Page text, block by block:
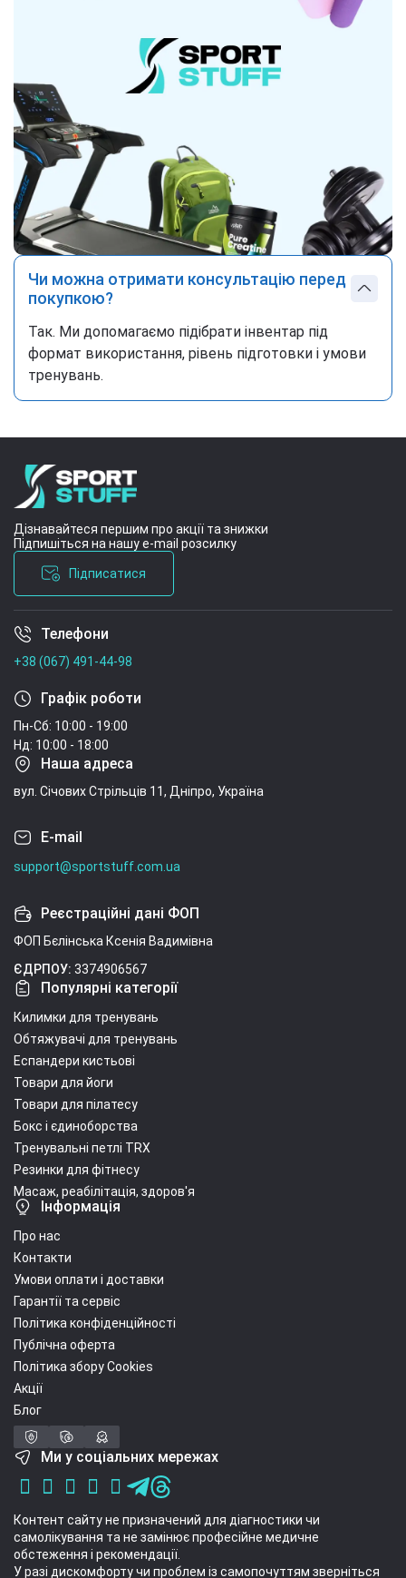
Чи можна отримати консультацію перед
покупкою?
Так. Ми допомагаємо підібрати інвентар під
формат використання, рівень підготовки і умови
тренувань.
Дізнавайтеся першим про акції та знижки
Підпишіться на нашу e-mail розсилку
Підписатися
Умови угоди
Телефони
+38 (067) 491-44-98
Графік роботи
Пн-Сб: 10:00 - 19:00
Нд: 10:00 - 18:00
Наша адреса
вул. Січових Стрільців 11, Дніпро, Україна
E-mail
support@sportstuff.com.ua
Реєстраційні дані ФОП
ФОП Бєлінська Ксенія Вадимівна
ЄДРПОУ: 3374906567
Популярні категорії
Килимки для тренувань
Обтяжувачі для тренувань
Еспандери кистьові
Товари для йоги
Товари для пілатесу
Бокс і єдиноборства
Тренувальні петлі TRX
Резинки для фітнесу
Масаж, реабілітація, здоров'я
Інформація
Про нас
Контакти
Умови оплати і доставки
Гарантії та сервіс
Політика конфіденційності
Публічна оферта
Політика збору Cookies
Акції
Блог
Ми у соціальних мережах
Контент сайту не призначений для діагностики чи
самолікування та не замінює професійне медичне
обстеження і рекомендації.
У разі дискомфорту чи проблем із самопочуттям зверніться